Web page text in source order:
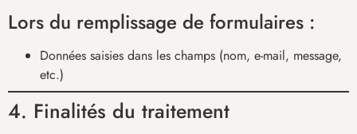
Lors du remplissage de formulaires :
Données saisies dans les champs (nom, e-mail, message,
etc.)
4. Finalités du traitement